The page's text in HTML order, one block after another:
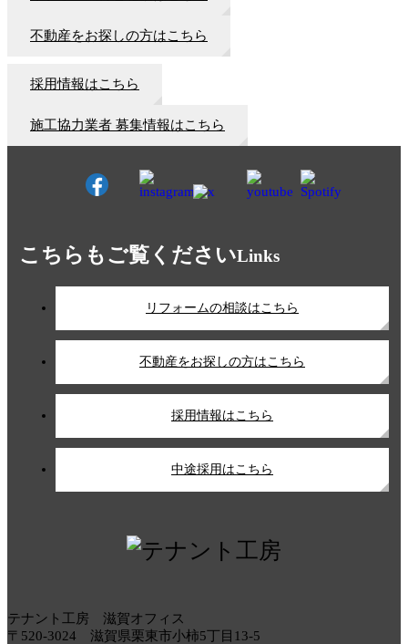
不動産をお探しの方はこちら
採用情報はこちら
施工協力業者 募集情報はこちら
こちらもご覧くださいLinks
リフォームの相談はこちら
不動産をお探しの方はこちら
採用情報はこちら
中途採用はこちら
テナント工房 滋賀オフィス
〒520-3024 滋賀県栗東市小柿5丁目13-5